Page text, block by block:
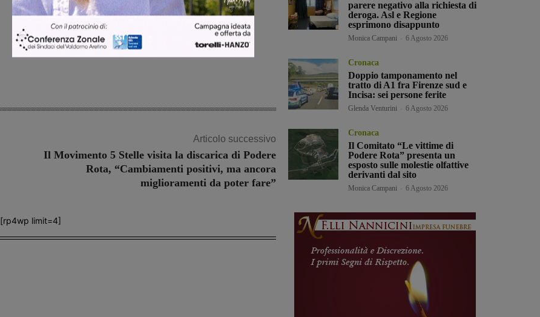
Articolo successivo
Il Movimento 5 Stelle visita la discarica di Podere
Rota, “Cambiamenti positivi, ma ancora
miglioramenti da poter fare”
[rp4wp limit=4]
parere negativo alla richiesta di
deroga. Asl e Regione
esprimono disappunto
Monica Campani 6 Agosto 2026
Cronaca
Doppio tamponamento nel
tratto di A1 fra Firenze sud e
Incisa: sei persone ferite
Glenda Venturini 6 Agosto 2026
Cronaca
Il Comitato “Le vittime di
Podere Rota” presenta un
esposto sulle molestie olfattive
derivanti dal sito
Monica Campani 6 Agosto 2026